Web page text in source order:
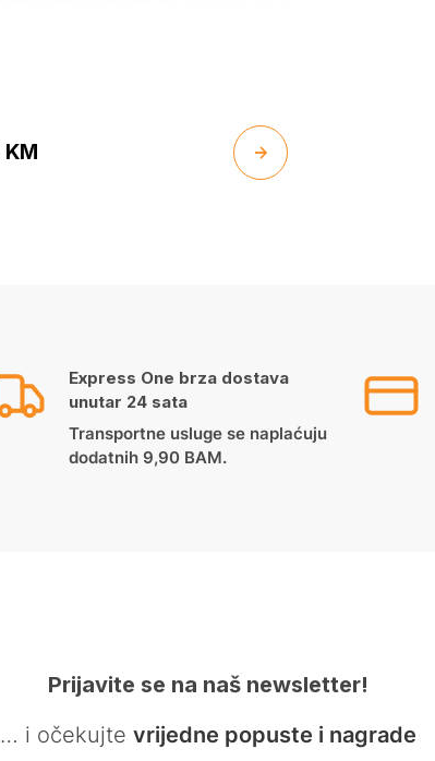
KM
Express One brza dostava
unutar 24 sata
Transportne usluge se naplaćuju
dodatnih 9,90 BAM.
Prijavite se na naš newsletter!
… i očekujte vrijedne popuste i nagrade